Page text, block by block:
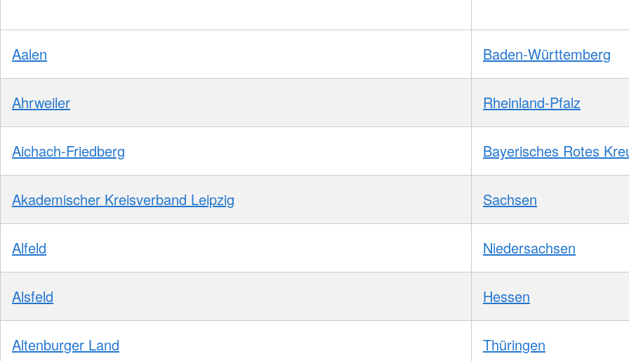
Aalen Baden-Württemberg
Ahrweiler Rheinland-Pfalz
Aichach-Friedberg Bayerisches Rotes
Akademischer Kreisverband Leipzig Sachsen
Alfeld Niedersachsen
Alsfeld Hessen
Altenburger Land Thüringen